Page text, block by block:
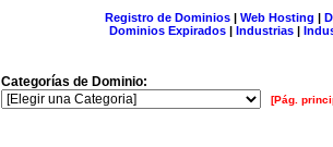
Registro de Dominios| Web Hosting |
Dominios Expirados | Industrias |
Categorías de Dominio:
[Pág.